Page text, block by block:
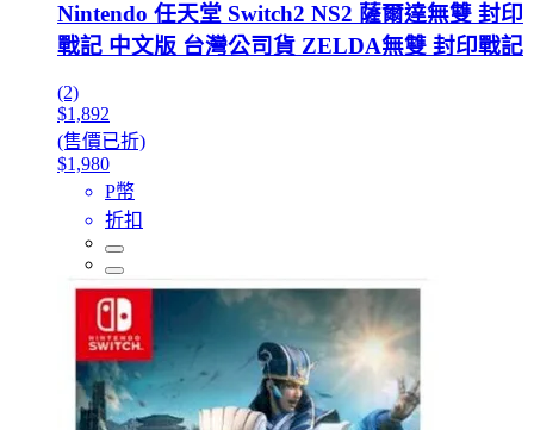
Nintendo 任天堂 Switch2 NS2 薩爾達無雙 封印
戰記 中文版 台灣公司貨 ZELDA無雙 封印戰記
(2)
$1,892
(售價已折)
$1,980
P幣
折扣